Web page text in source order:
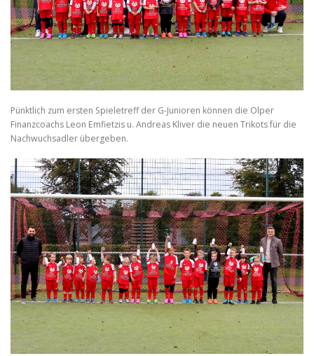
Pünktlich zum ersten Spieletreff der G-Junioren können die Olper
Finanzcoachs Leon Emfietzis u. Andreas Kliver die neuen Trikots für die
Nachwuchsadler übergeben.